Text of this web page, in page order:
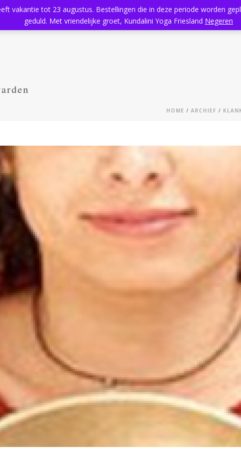
Aanbod Kundalini Yoga Massage Rooster
HOME / ARCHIEF /
vakantie tot 23 augustus. Bestellingen die in deze periode worden
geduld. Met vriendelijke groet, Kundalini Yoga Friesland Negeren